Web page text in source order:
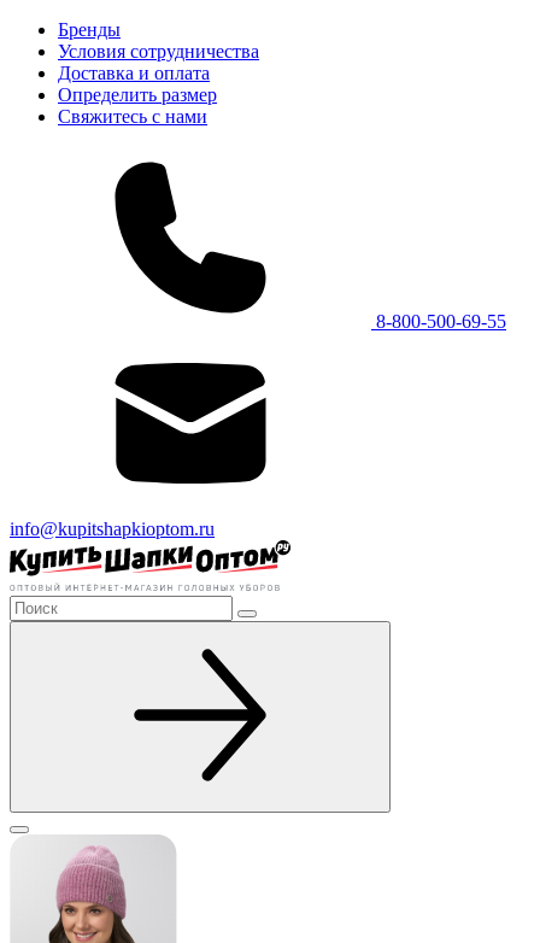
Бренды
Условия сотрудничества
Доставка и оплата
Определить размер
Свяжитесь с нами
8-800-500-69-55
info@kupitshapkioptom.ru